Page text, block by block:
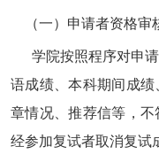
（一）申请者资格审
学院按照程序对申
语成绩、本科期间成
章情况、推荐信等，
经参加复试者取消复试